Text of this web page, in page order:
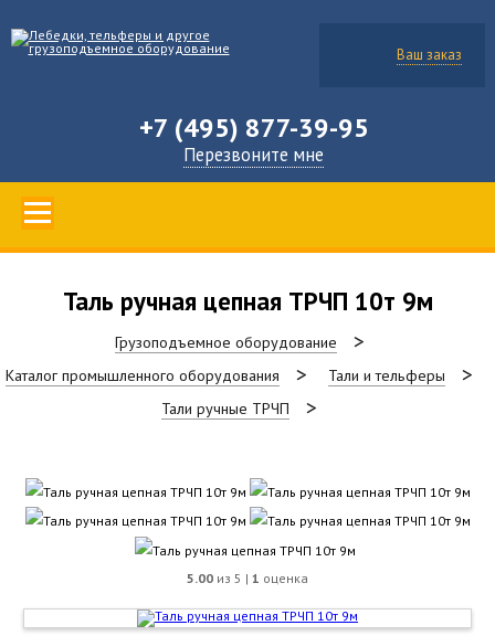
Ваш заказ
+7 (495) 877-39-95
Перезвоните мне
Таль ручная цепная ТРЧП 10т 9м
Грузоподъемное оборудование
Каталог промышленного оборудования
Тали и тельферы
Тали ручные ТРЧП
5.00 из 5 | 1 оценка